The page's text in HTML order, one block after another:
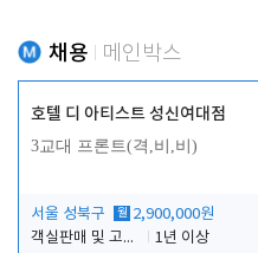
채용 메인박스
호텔 디 아티스트 성신여대점
3교대 프론트(격,비,비)
서울 성북구 월 2,900,000원
객실판매 및 고객응대
1년 이상